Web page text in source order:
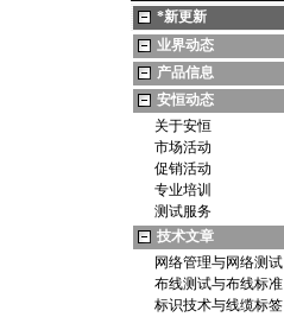
*新更新
业界动态
产品信息
安恒动态
关于安恒
市场活动
促销活动
专业培训
测试服务
技术文章
网络管理与网络测试
布线测试与布线标准
标识技术与线缆标签